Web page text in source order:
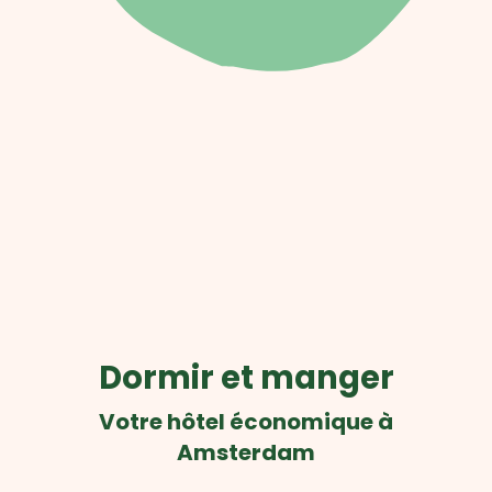
Dormir et manger
Votre hôtel économique à
Amsterdam